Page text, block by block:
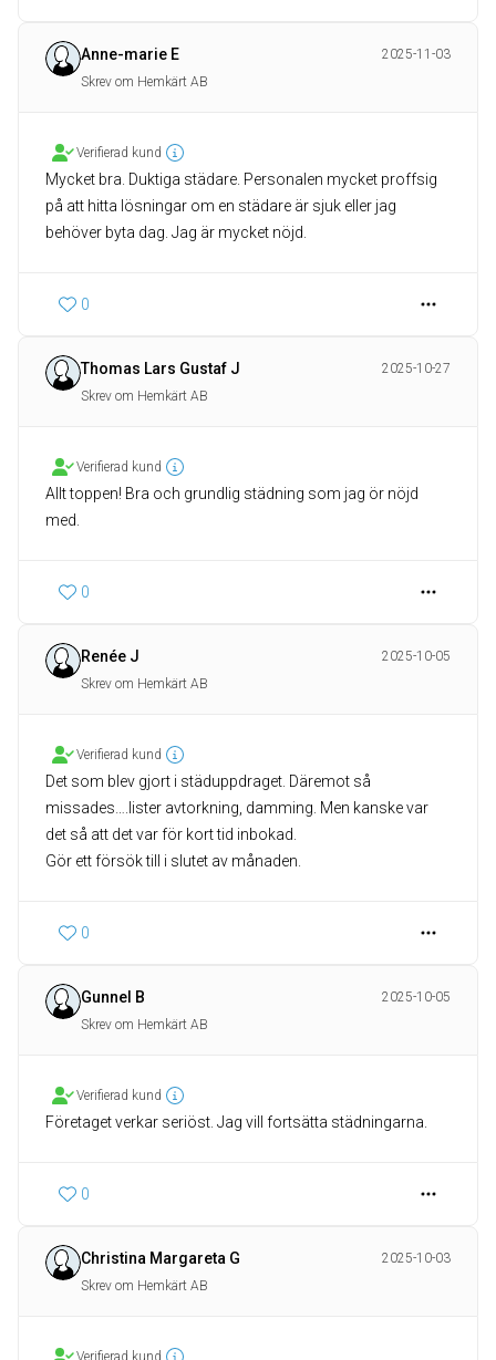
Anne-marie E
2025-11-03
Skrev om Hemkärt AB
Verifierad kund
Mycket bra. Duktiga städare. Personalen mycket proffsig
på att hitta lösningar om en städare är sjuk eller jag
behöver byta dag. Jag är mycket nöjd.
0
Thomas Lars Gustaf J
2025-10-27
Skrev om Hemkärt AB
Verifierad kund
Allt toppen! Bra och grundlig städning som jag ör nöjd
med.
0
Renée J
2025-10-05
Skrev om Hemkärt AB
Verifierad kund
Det som blev gjort i städuppdraget. Däremot så
missades….lister avtorkning, damming. Men kanske var
det så att det var för kort tid inbokad.
Gör ett försök till i slutet av månaden.
0
Gunnel B
2025-10-05
Skrev om Hemkärt AB
Verifierad kund
Företaget verkar seriöst. Jag vill fortsätta städningarna.
0
Christina Margareta G
2025-10-03
Skrev om Hemkärt AB
Verifierad kund